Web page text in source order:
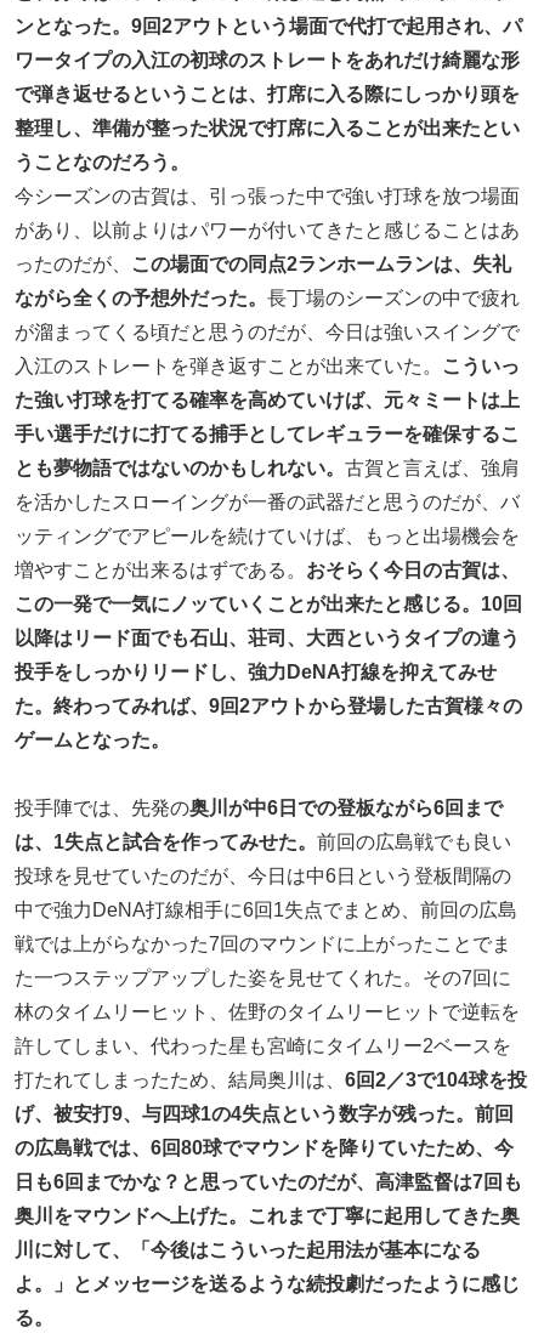
ンとなった。9回2アウトという場面で代打で起用され、パ
ワータイプの入江の初球のストレートをあれだけ綺麗な形
で弾き返せるということは、打席に入る際にしっかり頭を
整理し、準備が整った状況で打席に入ることが出来たとい
うことなのだろう。
今シーズンの古賀は、引っ張った中で強い打球を放つ場面
があり、以前よりはパワーが付いてきたと感じることはあ
ったのだが、
この場面での同点2ランホームランは、失礼
ながら全くの予想外だった。 長丁場のシーズンの中で疲れ
が溜まってくる頃だと思うのだが、今日は強いスイングで
入江のストレートを弾き返すことが出来ていた。
こういっ
た強い打球を打てる確率を高めていけば、元々ミートは上
手い選手だけに打てる捕手としてレギュラーを確保するこ
とも夢物語ではないのかもしれない。 古賀と言えば、強肩
を活かしたスローイングが一番の武器だと思うのだが、バ
ッティングでアピールを続けていけば、もっと出場機会を
増やすことが出来るはずである。 おそらく今日の古賀は、
この一発で一気にノッていくことが出来たと感じる。10回
以降はリード面でも石山、荘司、大西というタイプの違う
投手をしっかりリードし、強力DeNA打線を抑えてみせ
た。終わってみれば、9回2アウトから登場した古賀様々の
ゲームとなった。
投手陣では、先発の奥川が中6日での登板ながら6回まで
は、1失点と試合を作ってみせた。 前回の広島戦でも良い
投球を見せていたのだが、今日は中6日という登板間隔の
中で強力DeNA打線相手に6回1失点でまとめ、前回の広島
戦では上がらなかった7回のマウンドに上がったことでま
た一つステップアップした姿を見せてくれた。その7回に
林のタイムリーヒット、佐野のタイムリーヒットで逆転を
許してしまい、代わった星も宮崎にタイムリー2ベースを
打たれてしまったため、結局奥川は、 6回2／3で104球を投
げ、被安打9、与四球1の4失点という数字が残った。前回
の広島戦では、6回80球でマウンドを降りていたため、今
日も6回までかな？と思っていたのだが、高津監督は7回も
奥川をマウンドへ上げた。これまで丁寧に起用してきた奥
川に対して、「今後はこういった起用法が基本になる
よ。」とメッセージを送るような続投劇だったように感じ
る。